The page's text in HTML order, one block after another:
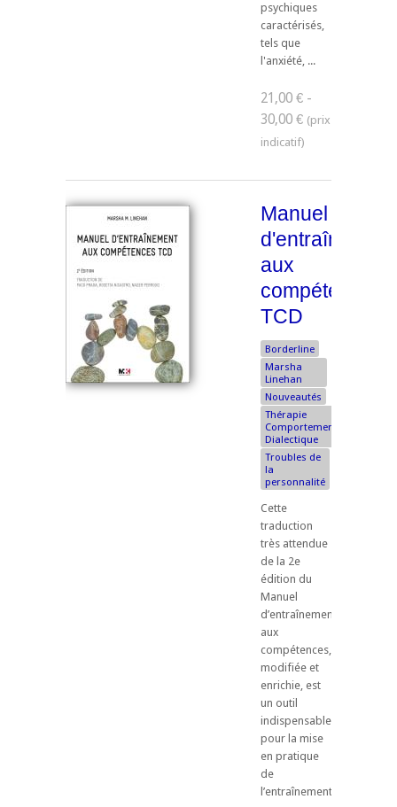
psychiques
caractérisés,
tels que
l'anxiété, ...
21,00 € -
30,00 €
Manuel
d'entraînement
aux
compétences
TCD
Borderline
Marsha
Linehan
Nouveautés
Thérapie
Comportementale
Dialectique
Troubles de
la
personnalité
Cette
traduction
très attendue
de la 2e
édition du
Manuel
d’entraînement
aux
compétences,
modifiée et
enrichie, est
un outil
indispensable
pour la mise
en pratique
de
l’entraînement